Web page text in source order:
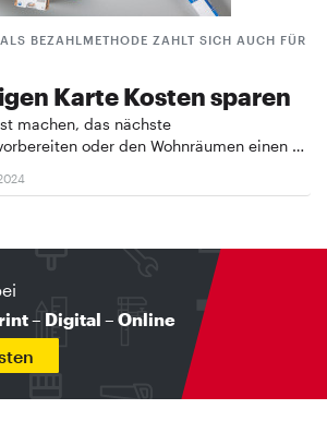
BEZAHLMETHODE ZAHLT SICH AUCH FÜR
Karte Kosten sparen
machen, das nächste
oder den Wohnräumen einen …
– Digital – Online